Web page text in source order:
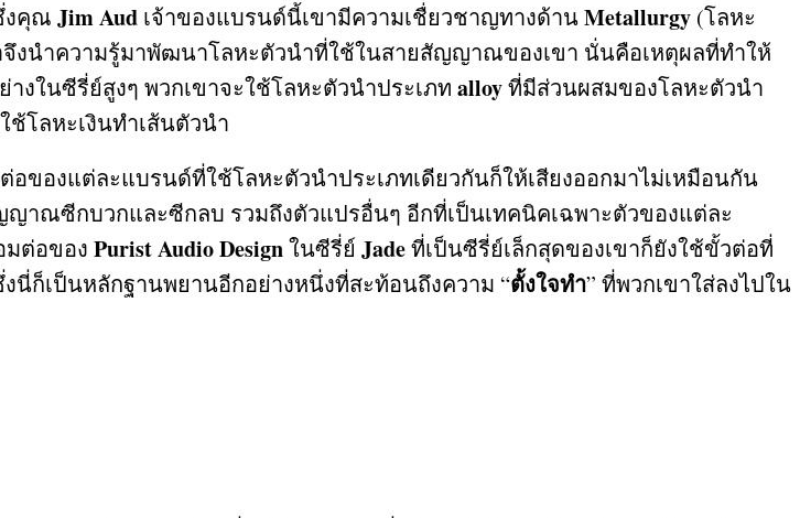
งคุณ Jim Aud เจ้าของแบรนด์นี้เขามีความเชื่ยวชาญทางด้านMetallurgy (โลหะ
จึงนำความรู้มาพัฒนาโลหะตัวนำที่ใช้ในสายสัญญาณของเขา นั่นคือเหตุผลที่ทำให้
ในซีรี่ย์สูงๆ พวกเขาจะใช้โลหะตัวนำประเภท alloyที่มีส่วนผสมของโลหะตัวนำ
โลหะเงินทำเส้นตัวนำ
อของแต่ละแบรนด์ที่ใช้โลหะตัวนำประเภทเดียวกันก็ให้เสียงออกมาไม่เหมือนกัน
าณซีกบวกและซีกลบ รวมถึงตัวแปรอื่นๆ อีกที่เป็นเทคนิคเฉพาะตัวของแต่ละ
ต่อของ Purist Audio Designในซีรี่ย์ Jadeที่เป็นซีรี่ย์เล็กสุดของเขาก็ยังใช้ขั้วต่อที่
นี่ก็เป็นหลักฐานพยานอีกอย่างหนึ่งที่สะท้อนถึงความ “ตั้งใจทำ” ที่พวกเขาใส่ลงไปใน